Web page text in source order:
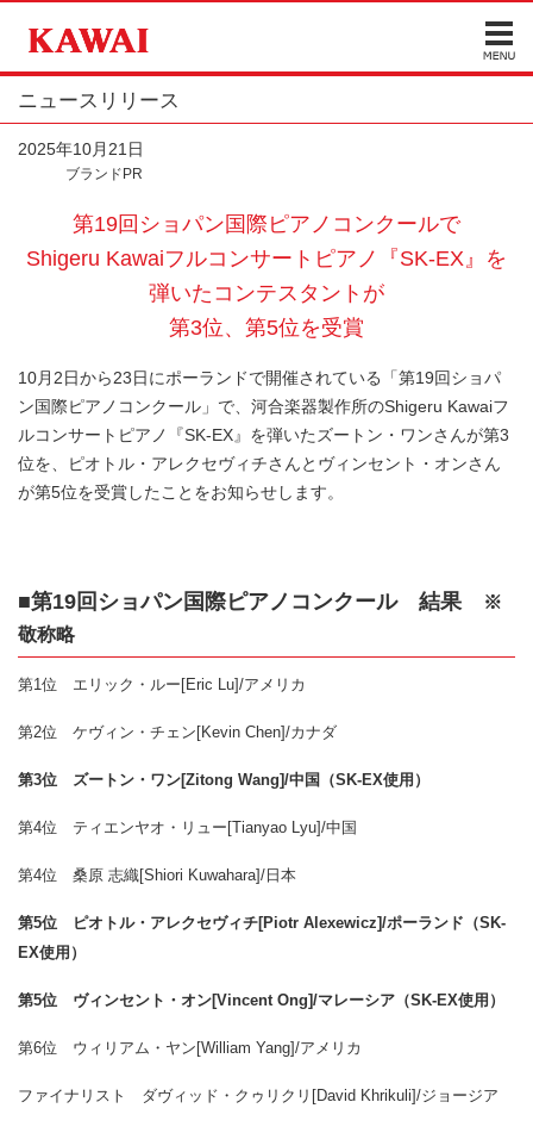
ニュースリリース
2025年10月21日
ブランドPR
第19回ショパン国際ピアノコンクールで
Shigeru Kawaiフルコンサートピアノ『SK-EX』を
弾いたコンテスタントが
第3位、第5位を受賞
10月2日から23日にポーランドで開催されている「第19回ショパ
ン国際ピアノコンクール」で、河合楽器製作所のShigeru Kawaiフ
ルコンサートピアノ『SK-EX』を弾いたズートン・ワンさんが第3
位を、ピオトル・アレクセヴィチさんとヴィンセント・オンさん
が第5位を受賞したことをお知らせします。
■第19回ショパン国際ピアノコンクール 結果
※
敬称略
第1位 エリック・ルー[Eric Lu]/アメリカ
第2位 ケヴィン・チェン[Kevin Chen]/カナダ
第3位 ズートン・ワン[Zitong Wang]/中国（SK-EX使用）
第4位 ティエンヤオ・リュー[Tianyao Lyu]/中国
第4位 桑原 志織[Shiori Kuwahara]/日本
第5位 ピオトル・アレクセヴィチ[Piotr Alexewicz]/ポーランド（SK-
EX使用）
第5位 ヴィンセント・オン[Vincent Ong]/マレーシア（SK-EX使用）
第6位 ウィリアム・ヤン[William Yang]/アメリカ
ファイナリスト ダヴィッド・クゥリクリ[David Khrikuli]/ジョージア